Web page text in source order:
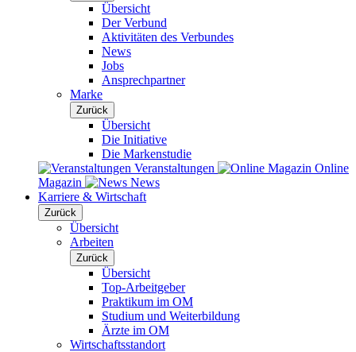
Übersicht
Der Verbund
Aktivitäten des Verbundes
News
Jobs
Ansprechpartner
Marke
Zurück
Übersicht
Die Initiative
Die Markenstudie
Veranstaltungen
Online
Magazin
News
Karriere & Wirtschaft
Zurück
Übersicht
Arbeiten
Zurück
Übersicht
Top-Arbeitgeber
Praktikum im OM
Studium und Weiterbildung
Ärzte im OM
Wirtschaftsstandort